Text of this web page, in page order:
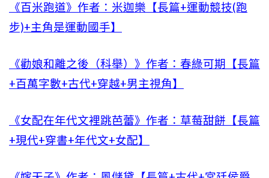
《百米跑道》作者：米迦樂【長篇+運動競技(跑
步)+主角是運動國手】
《勸娘和離之後（科舉）》作者：春綠可期【長篇
+百萬字數+古代+穿越+男主視角】
《女配在年代文裡跳芭蕾》作者：草莓甜餅【長篇
+現代+穿書+年代文+女配】